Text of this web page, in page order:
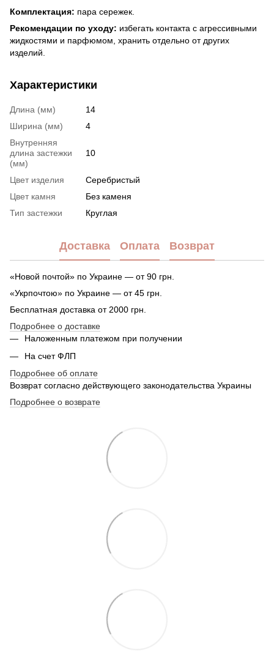
Комплектация: пара сережек.
Рекомендации по уходу: избегать контакта с агрессивными
жидкостями и парфюмом, хранить отдельно от других
изделий.
Характеристики
Длина (мм)
14
Ширина (мм)
4
Внутренняя
длина застежки
(мм)
10
Цвет изделия
Серебристый
Цвет камня
Без каменя
Тип застежки
Круглая
Доставка Оплата Возврат
«Новой почтой» по Украине — от 90 грн.
«Укрпочтою» по Украине — от 45 грн.
Бесплатная доставка от 2000 грн.
Подробнее о доставке
Наложенным платежом при получении
На счет ФЛП
Подробнее об оплате
Возврат согласно действующего законодательства Украины
Подробнее о возврате